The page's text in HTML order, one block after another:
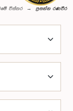
විස්තර ප්‍රසන්න රණවීර